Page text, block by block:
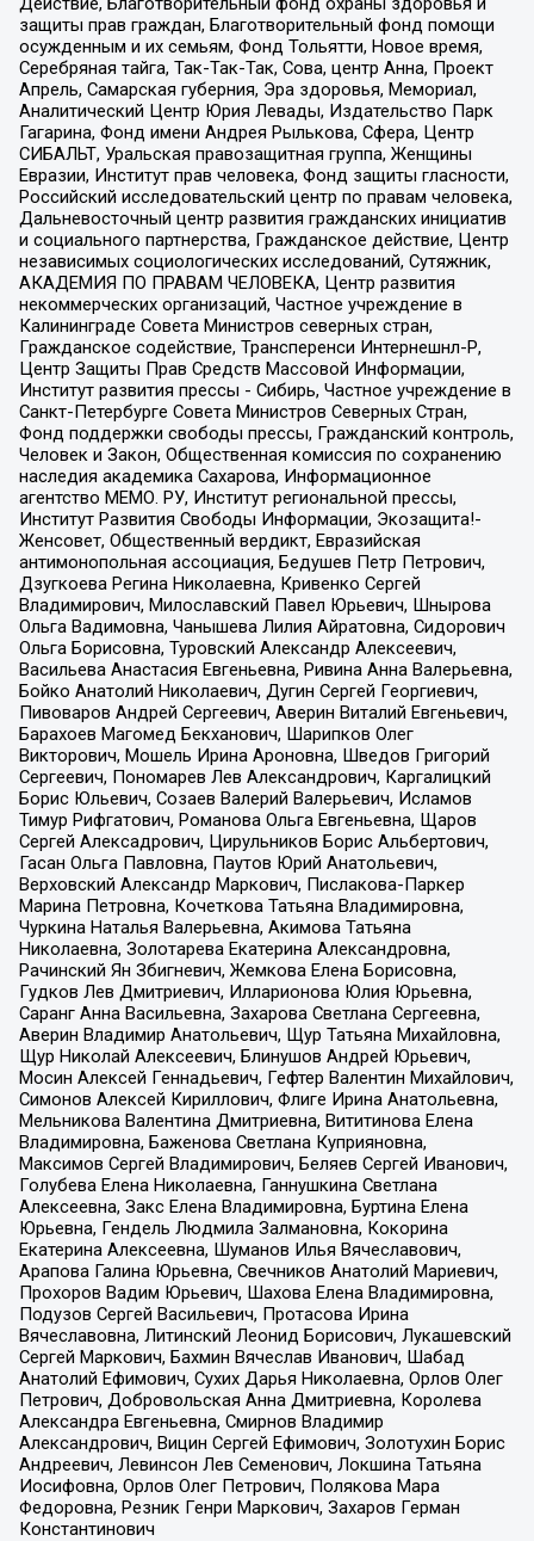
защиты прав граждан, Благотворительный фонд помощи
осужденным и их семьям, Фонд Тольятти, Новое время,
Серебряная тайга, Так-Так-Так, Сова, центр Анна, Проект
Апрель, Самарская губерния, Эра здоровья, Мемориал,
Аналитический Центр Юрия Левады, Издательство Парк
Гагарина, Фонд имени Андрея Рылькова, Сфера, Центр
СИБАЛЬТ, Уральская правозащитная группа, Женщины
Евразии, Институт прав человека, Фонд защиты гласности,
Российский исследовательский центр по правам человека,
Дальневосточный центр развития гражданских инициатив
и социального партнерства, Гражданское действие, Центр
независимых социологических исследований, Сутяжник,
АКАДЕМИЯ ПО ПРАВАМ ЧЕЛОВЕКА, Центр развития
некоммерческих организаций, Частное учреждение в
Калининграде Совета Министров северных стран,
Гражданское содействие, Трансперенси Интернешнл-Р,
Центр Защиты Прав Средств Массовой Информации,
Институт развития прессы - Сибирь, Частное учреждение в
Санкт-Петербурге Совета Министров Северных Стран,
Фонд поддержки свободы прессы, Гражданский контроль,
Человек и Закон, Общественная комиссия по сохранению
наследия академика Сахарова, Информационное
агентство МЕМО. РУ, Институт региональной прессы,
Институт Развития Свободы Информации, Экозащита!-
Женсовет, Общественный вердикт, Евразийская
антимонопольная ассоциация, Бедушев Петр Петрович,
Дзугкоева Регина Николаевна, Кривенко Сергей
Владимирович, Милославский Павел Юрьевич, Шнырова
Ольга Вадимовна, Чанышева Лилия Айратовна, Сидорович
Ольга Борисовна, Туровский Александр Алексеевич,
Васильева Анастасия Евгеньевна, Ривина Анна Валерьевна,
Бойко Анатолий Николаевич, Дугин Сергей Георгиевич,
Пивоваров Андрей Сергеевич, Аверин Виталий Евгеньевич,
Барахоев Магомед Бекханович, Шарипков Олег
Викторович, Мошель Ирина Ароновна, Шведов Григорий
Сергеевич, Пономарев Лев Александрович, Каргалицкий
Борис Юльевич, Созаев Валерий Валерьевич, Исламов
Тимур Рифгатович, Романова Ольга Евгеньевна, Щаров
Сергей Алексадрович, Цирульников Борис Альбертович,
Гасан Ольга Павловна, Паутов Юрий Анатольевич,
Верховский Александр Маркович, Пислакова-Паркер
Марина Петровна, Кочеткова Татьяна Владимировна,
Чуркина Наталья Валерьевна, Акимова Татьяна
Николаевна, Золотарева Екатерина Александровна,
Рачинский Ян Збигневич, Жемкова Елена Борисовна,
Гудков Лев Дмитриевич, Илларионова Юлия Юрьевна,
Саранг Анна Васильевна, Захарова Светлана Сергеевна,
Аверин Владимир Анатольевич, Щур Татьяна Михайловна,
Щур Николай Алексеевич, Блинушов Андрей Юрьевич,
Мосин Алексей Геннадьевич, Гефтер Валентин Михайлович,
Симонов Алексей Кириллович, Флиге Ирина Анатольевна,
Мельникова Валентина Дмитриевна, Вититинова Елена
Владимировна, Баженова Светлана Куприяновна,
Максимов Сергей Владимирович, Беляев Сергей Иванович,
Голубева Елена Николаевна, Ганнушкина Светлана
Алексеевна, Закс Елена Владимировна, Буртина Елена
Юрьевна, Гендель Людмила Залмановна, Кокорина
Екатерина Алексеевна, Шуманов Илья Вячеславович,
Арапова Галина Юрьевна, Свечников Анатолий Мариевич,
Прохоров Вадим Юрьевич, Шахова Елена Владимировна,
Подузов Сергей Васильевич, Протасова Ирина
Вячеславовна, Литинский Леонид Борисович, Лукашевский
Сергей Маркович, Бахмин Вячеслав Иванович, Шабад
Анатолий Ефимович, Сухих Дарья Николаевна, Орлов Олег
Петрович, Добровольская Анна Дмитриевна, Королева
Александра Евгеньевна, Смирнов Владимир
Александрович, Вицин Сергей Ефимович, Золотухин Борис
Андреевич, Левинсон Лев Семенович, Локшина Татьяна
Иосифовна, Орлов Олег Петрович, Полякова Мара
Федоровна, Резник Генри Маркович, Захаров Герман
Константинович